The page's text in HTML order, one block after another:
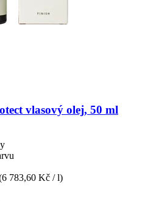
vlasový olej, 50 ml
783,60 Kč / l)